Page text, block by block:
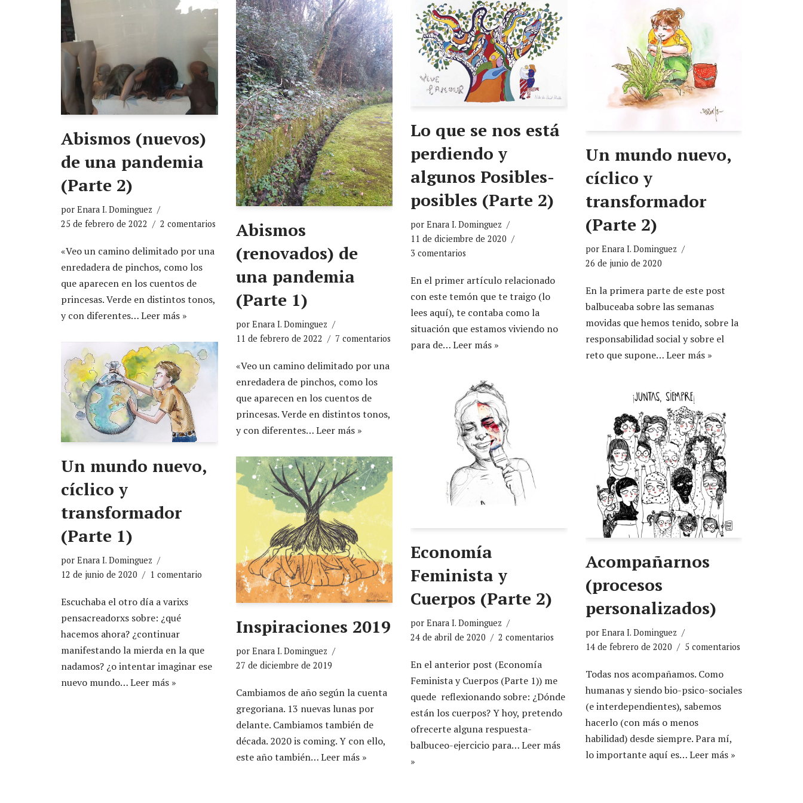
Abismos (nuevos)
de una pandemia
(Parte 2)
por Enara I. Dominguez
25 de febrero de 2022
2 comentarios
«Veo un camino delimitado por una
enredadera de pinchos, como los
que aparecen en los cuentos de
princesas. Verde en distintos tonos,
y con diferentes…Leer más »
Abismos
(renovados) de
una pandemia
(Parte 1)
por Enara I. Dominguez
11 de febrero de 2022
7 comentarios
«Veo un camino delimitado por una
enredadera de pinchos, como los
que aparecen en los cuentos de
princesas. Verde en distintos tonos,
y con diferentes…Leer más »
Lo que se nos está
perdiendo y
algunos Posibles-
posibles (Parte 2)
por Enara I. Dominguez
11 de diciembre de 2020
3 comentarios
En el primer artículo relacionado
con este temón que te traigo (lo
lees aquí), te contaba como la
situación que estamos viviendo no
para de…Leer más »
Un mundo nuevo,
cíclico y
transformador
(Parte 2)
por Enara I. Dominguez
26 de junio de 2020
En la primera parte de este post
balbuceaba sobre las semanas
movidas que hemos tenido, sobre la
responsabilidad social y sobre el
reto que supone…Leer más »
Un mundo nuevo,
cíclico y
transformador
(Parte 1)
por Enara I. Dominguez
12 de junio de 2020
1 comentario
Escuchaba el otro día a varixs
pensacreadorxs sobre: ¿qué
hacemos ahora? ¿continuar
manifestando la mierda en la que
nadamos? ¿o intentar imaginar ese
nuevo mundo…Leer más »
Economía
Feminista y
Cuerpos (Parte 2)
por Enara I. Dominguez
24 de abril de 2020
2 comentarios
En el anterior post (Economía
Feminista y Cuerpos (Parte 1)) me
quede reflexionando sobre: ¿Dónde
están los cuerpos? Y hoy, pretendo
ofrecerte alguna respuesta-
balbuceo-ejercicio para…Leer más
»
Acompañarnos
(procesos
personalizados)
por Enara I. Dominguez
14 de febrero de 2020
5 comentarios
Todas nos acompañamos. Como
humanas y siendo bio-psico-sociales
(e interdependientes), sabemos
hacerlo (con más o menos
habilidad) desde siempre. Para mí,
lo importante aquí es…Leer más »
Inspiraciones 2019
por Enara I. Dominguez
27 de diciembre de 2019
Cambiamos de año según la cuenta
gregoriana. 13 nuevas lunas por
delante. Cambiamos también de
década. 2020 is coming. Y con ello,
este año también…Leer más »